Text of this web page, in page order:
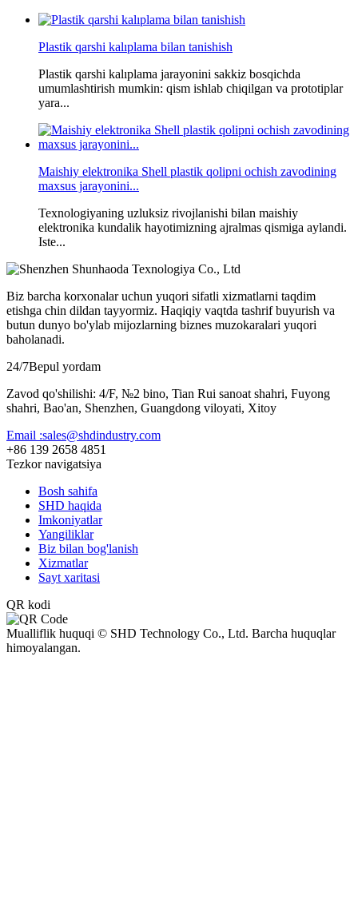
Plastik qarshi kalıplama bilan tanishish
Plastik qarshi kalıplama jarayonini sakkiz bosqichda
umumlashtirish mumkin: qism ishlab chiqilgan va prototiplar
yara...
Maishiy elektronika Shell plastik qolipni ochish zavodining
maxsus jarayonini...
Texnologiyaning uzluksiz rivojlanishi bilan maishiy
elektronika kundalik hayotimizning ajralmas qismiga aylandi.
Iste...
Biz barcha korxonalar uchun yuqori sifatli xizmatlarni taqdim
etishga chin dildan tayyormiz. Haqiqiy vaqtda tashrif buyurish va
butun dunyo bo'ylab mijozlarning biznes muzokaralari yuqori
baholanadi.
24/7Bepul yordam
Zavod qo'shilishi: 4/F, №2 bino, Tian Rui sanoat shahri, Fuyong
shahri, Bao'an, Shenzhen, Guangdong viloyati, Xitoy
Email :sales@shdindustry.com
+86 139 2658 4851
Tezkor navigatsiya
Bosh sahifa
SHD haqida
Imkoniyatlar
Yangiliklar
Biz bilan bog'lanish
Xizmatlar
Sayt xaritasi
QR kodi
Mualliflik huquqi © SHD Technology Co., Ltd. Barcha huquqlar
himoyalangan.